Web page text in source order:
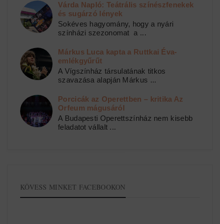
Várda Napló: Teátrális színészfenekek
és sugárzó lények
Sokéves hagyomány, hogy a nyári
színházi szezonomat a ...
Márkus Luca kapta a Ruttkai Éva-
emlékgyűrűt
A Vígszínház társulatának titkos
szavazása alapján Márkus ...
Porcicák az Operettben – kritika Az
Orfeum mágusáról
A Budapesti Operettszínház nem kisebb
feladatot vállalt ...
KÖVESS MINKET FACEBOOKON